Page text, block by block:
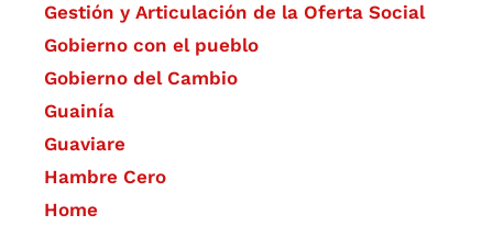
Gestión y Articulación de la Oferta Social
Gobierno con el pueblo
Gobierno del Cambio
Guainía
Guaviare
Hambre Cero
Home